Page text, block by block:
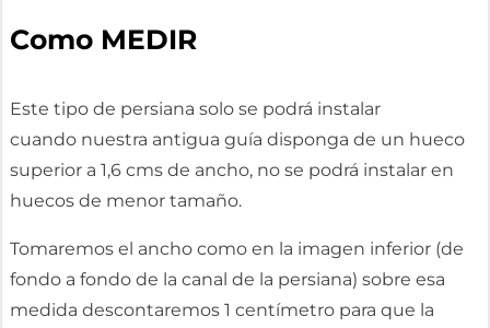
Como MEDIR
Este tipo de persiana solo se podrá instalar
cuando nuestra antigua guía disponga de un hueco
superior a 1,6 cms de ancho, no se podrá instalar en
huecos de menor tamaño.
Tomaremos el ancho como en la imagen inferior (de
fondo a fondo de la canal de la persiana) sobre esa
medida descontaremos 1 centímetro para que la